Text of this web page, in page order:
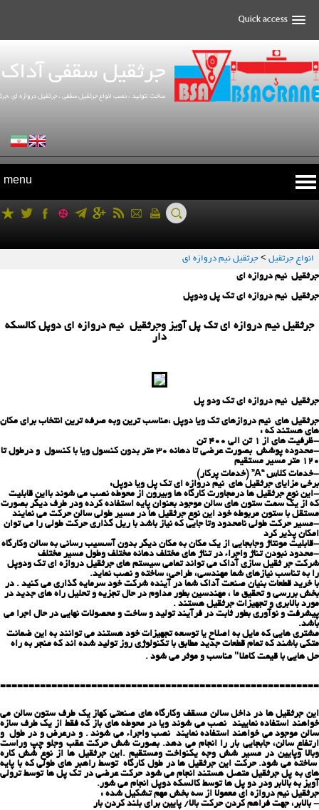
menu
انواع جرثقیل > جرثقیل نیم دروازه ای
جرثقیل نیم دروازه ای
جرثقیل نیم دروازه ای تك پل ودوپل
جرثقیل نیم دروازه ای تك پل آویز وجرثقیل نیم دروازه ای دوپل كالسكه
دار
جرثقیل نیم دروازه ای تك ودو پل
جرثقیل های نیم دروازهای تك ویا دوپل ،مناسب ترین وبه صرفه ترین انتخاب برای مكان
های هستند كه :
-ظرفیت های از 1 تن الی 400 تن
-محدوده پوشش بصورت عرضی تا دهانه 30 متر بدون كنسول ویا با كنسول و درطول تا
120 متر مسیر مستقیم
-خدمات کلاس “A” (خدمات پركار)
برخی مزایای جرثقیل های نیم دروازه ای تک پل ویا دوپل:
-این نوع جرثقیل ها درمجاورت كارگاه ها وبیرون از محوطه نصب می شوند بااین قابلیت
كه از یك سمت ستون های سالن موجود بعنوان پایه استفاده كرده ودر طرف دیگر بصورت
مستقل با ستون مربوطه خود این نوع جرثقیل ها در مسیر طولی سالن حركت می نمایند
-مسیر حركت طولی نامحدود وتا جایی كه نیاز باشد با ریل گذاری حركت طولی را می توان
امكان پذیر كرد
-قابلیت مونتاژ وجابجایی از یك مكان به مكان دیگر بدون آسسیب رسانی به سالن وكارگاه
-محدود نبودن تناژ واجراء در تناژ های مختلف دهانه مختلف وطول مسیر مختلف
شرکت جر ثقیل سازی آداك می تواند تمامی سیستم های جرثقیل دروازه ای تك ودوپل
را به تناسب نیازهای شما مهندسی، طراحی، ساخته و نصب نماید.
با خرید قطعات بنیان صنعت آداک شما در آینده شرکت خود سرمایه گذاری می کنید . در
بخش بررسی و تحقیق ما ، مهندسین بطور مداوم در حال تجزیه و تحلیل راه های جدید در
مورد بالابری و تجهیزات جرثقیل هستند .
پیشرفت و نوآوری بطور ثابت در فرآیند تولید و ساخت و محصولات نهایی در حال اجرا می
باشد.
مشتری هایی که مایل به اصلاح یا توسعه تجهیزات خود هستند می توانند به این ضمانت
متکی باشند که تمام قطعات جدید مطابق با تکنولوژی روز تولید شده اند که منجر به راه
حل هایی با قیمت کاملا" مناسب و موثر می شود .
این جرثقیل ها در داخل سالن مسقف وکارگاه های صنعتی كهاز یك طرف ستون سالن می
خواهند استفاده نماییند نصب می شوند ویا در محوطه های باز كه فقط از یك طرف سازه
سالن موجود می خواهند استفاده نمایند نصب واجراء می شوند . و درعرض و در طول و
ارتفاع سالن، جابجایی بار را انجام می دهد. بصورت شش حركت عقب وجلو چپ وراست
وبالا وپایین در مسیر شش وجه یكنواخت ومستقیم .این جرثقیل ها از نوع شش كاره
ساخته می شود. حرکت این جرثقیل ها در طول کارگاه توسط راهبر های طولی كه با پایه
های به پل جرثقیل متصل هستند انجام می شود حركت عرضی در تك پل ها توسط ترولی
آویز به بالابر ودر دو پل ها توسط كالسكه دوپل انجام می شور.
جرثقیل نیم دروازه ای معمولا از سه بخش مهم تشکیل شده :
- بالابر، جهت فراهم کردن حرکت بالا/ پایین برای بلند کردن بار